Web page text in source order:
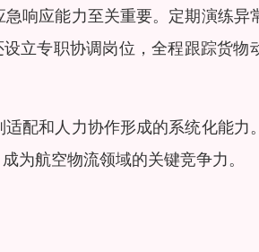
响应能力至关重要。定期演练异
立专职协调岗位，全程跟踪货物
配和人力协作形成的系统化能力
为航空物流领域的关键竞争力。